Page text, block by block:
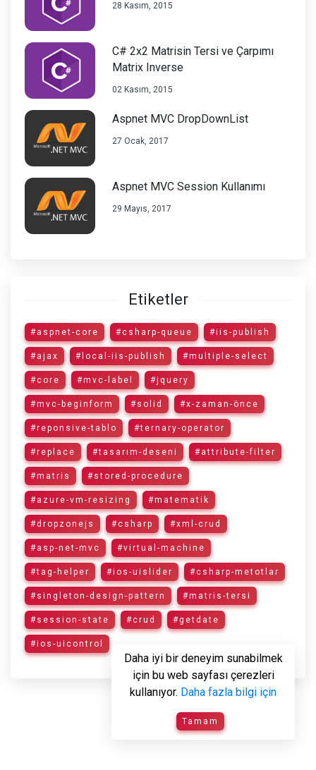
28 Kasım, 2015
C# 2x2 Matrisin Tersi ve Çarpımı
Matrix Inverse
02 Kasım, 2015
Aspnet MVC DropDownList
27 Ocak, 2017
Aspnet MVC Session Kullanımı
29 Mayıs, 2017
Etiketler
#aspnet-core #csharp-queue #iis-publish
#ajax #local-iis-publish #multiple-select
#core #mvc-label #jquery
#mvc-beginform #solid #x-zaman-önce
#reponsive-tablo #ternary-operator
#replace #tasarım-deseni #attribute-filter
#matris #stored-procedure
#azure-vm-resizing #matematik
#dropzonejs #csharp #xml-crud
#asp-net-mvc #virtual-machine
#tag-helper #ios-uislider #csharp-metotlar
#singleton-design-pattern #matris-tersi
#session-state #crud #getdate
#ios-uicontrol
Daha iyi bir deneyim sunabilmek
için bu web sayfası çerezleri
kullanıyor. Daha fazla bilgi için
Tamam